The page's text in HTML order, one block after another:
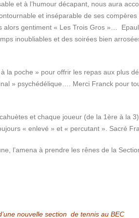
et à l’humour décapant, nous aura
et inséparable de ses
alors gentiment « Les Trois Gros »…
inoubliables et des soirées bien
la poche » pour offrir les repas aux plus
» psychédélique…. Merci Franck pour
et chaque joueur (de la 1ère à la
« enlevé » et « percutant ». Sacré
l’amena à prendre les rênes de la
nouvelle section de tennis au BEC